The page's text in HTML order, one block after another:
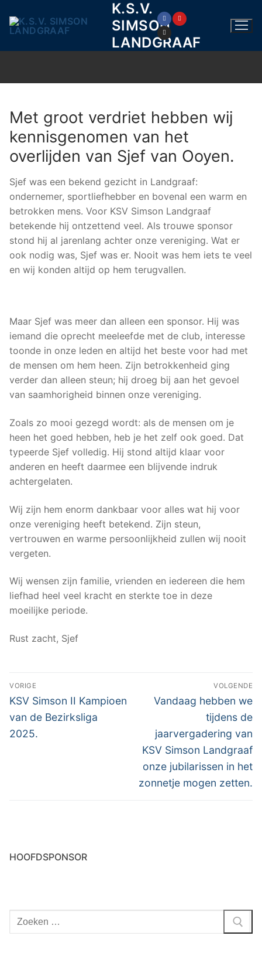
naar
de
inhoud
K.S.V.
SIMSON
LANDGRAAF
Met groot verdriet hebben wij
kennisgenomen van het
overlijden van Sjef van Ooyen.
Sjef was een bekend gezicht in Landgraaf:
ondernemer, sportliefhebber en bovenal een warm en
betrokken mens. Voor KSV Simson Landgraaf
betekende hij ontzettend veel. Als trouwe sponsor
stond hij al jarenlang achter onze vereniging. Wat er
ook nodig was, Sjef was er. Nooit was hem iets te veel
en wij konden altijd op hem terugvallen.
Maar Sjef was meer dan alleen een sponsor. Hij was
iemand die oprecht meeleefde met de club, interesse
toonde in onze leden en altijd het beste voor had met
de mensen om hem heen. Zijn betrokkenheid ging
verder dan alleen steun; hij droeg bij aan het gevoel
van saamhorigheid binnen onze vereniging.
Zoals zo mooi gezegd wordt: als de mensen om je
heen het goed hebben, heb je het zelf ook goed. Dat
typeerde Sjef volledig. Hij stond altijd klaar voor
anderen en heeft daarmee een blijvende indruk
achtergelaten.
Wij zijn hem enorm dankbaar voor alles wat hij voor
onze vereniging heeft betekend. Zijn steun,
vertrouwen en warme persoonlijkheid zullen wij nooit
vergeten.
Wij wensen zijn familie, vrienden en iedereen die hem
liefhad heel veel kracht en sterkte toe in deze
moeilijke periode.
Rust zacht, Sjef
Bericht
navigatie
VORIGE
Vorig
bericht:
KSV Simson II Kampioen
van de Bezirksliga
2025.
VOLGENDE
Volgend
Vandaag hebben we
tijdens de
jaarvergadering van
KSV Simson Landgraaf
onze jubilarissen in het
zonnetje mogen zetten.
HOOFDSPONSOR
Zoeken
naar: